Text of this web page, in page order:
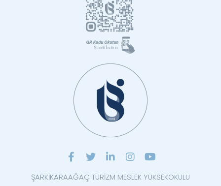
ŞARKİKARAAĞAÇ TURİZM MESLEK YÜKSEKOKULU